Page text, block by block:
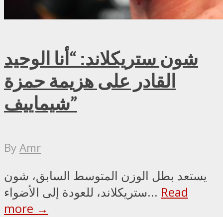
شون ستريكلاند: “أنا الوحيد
القادر على هزيمة حمزة
شيماييف”
ByAmr
يستعد بطل الوزن المتوسط السابق، شون
ستريكلاند، للعودة إلى الأضواء... Read
more →